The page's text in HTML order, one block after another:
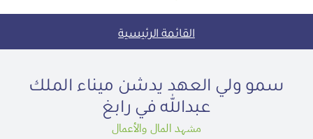
القائمة الرئيسية
سمو ولي العهد يدشن ميناء الملك
عبدالله في رابغ
مشهد المال والأعمال